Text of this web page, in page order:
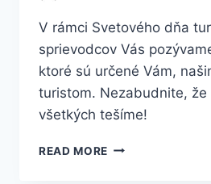
V rámci Svetového dňa
sprievodcov Vás
ktoré sú určené Vám,
turistom. Nezabudnite, že
všetkých tešíme!
READ MORE